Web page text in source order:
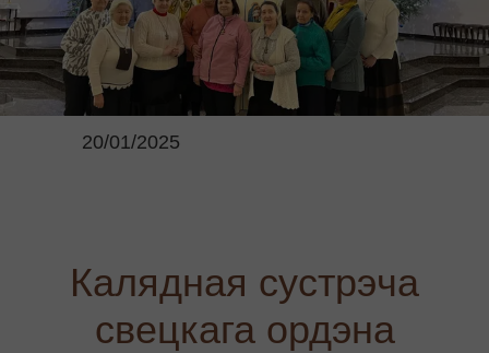
20/01/2025
Калядная сустрэча
свецкага ордэна